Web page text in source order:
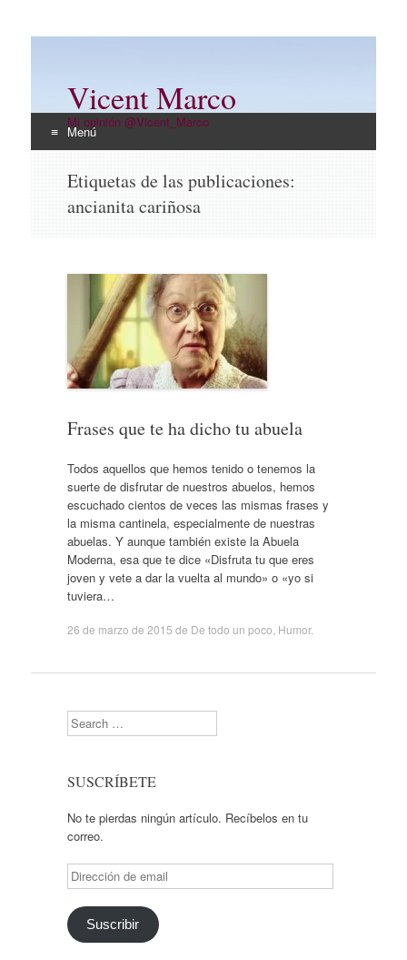
Vicent Marco
Mi opinión @Vicent_Marco
Menú
contenido
Etiquetas de las publicaciones:
ancianita cariñosa
Frases que te ha dicho tu abuela
Todos aquellos que hemos tenido o tenemos la
suerte de disfrutar de nuestros abuelos, hemos
escuchado cientos de veces las mismas frases y
la misma cantinela, especialmente de nuestras
abuelas. Y aunque también existe la Abuela
Moderna, esa que te dice «Disfruta tu que eres
joven y vete a dar la vuelta al mundo» o «yo si
tuviera…
26 de marzo de 2015 de De todo un poco Humor.
Search
SUSCRÍBETE
No te pierdas ningún artículo. Recíbelos en tu
correo.
Dirección
de
email
Suscribir